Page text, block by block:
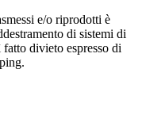
e/o riprodotti è
di sistemi di
divieto espresso di